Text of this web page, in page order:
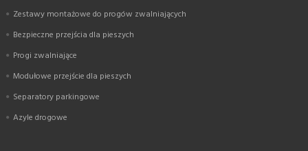
Zestawy montażowe do progów zwalniających
Bezpieczne przejścia dla pieszych
Progi zwalniające
Modułowe przejście dla pieszych
Separatory parkingowe
Azyle drogowe